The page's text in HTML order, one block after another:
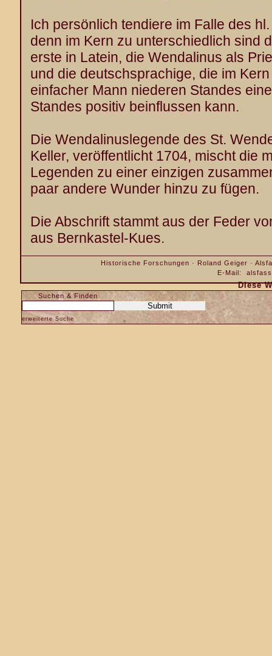
Ich persönlich tendiere im Falle des
denn im Kern zu unterschiedlich sind
erste in Latein, die Wendalinus als
und die deutschsprachige, die im
einfacher Mann niederen Standes
Standes positiv beinflussen kann.
Die Wendalinuslegende des St.
Keller, veröffentlicht 1704, mischt die
Legenden zu einer einzigen
paar andere Wunder hinzu zu fügen.
Die Abschrift stammt aus der Feder
aus Bernkastel-Kues.
Historische Forschungen · Roland Geiger ·
E-Mail:
Diese
Suchen & Finden
erweiterte Suche